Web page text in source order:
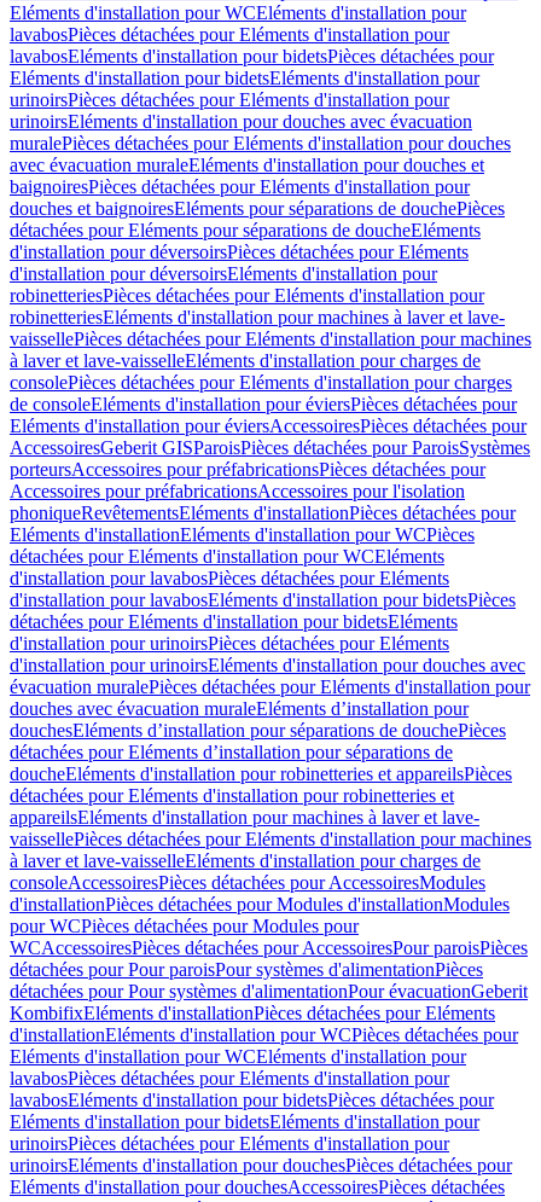
Eléments d'installation pour WCEléments d'installation pour
lavabosPièces détachées pour Eléments d'installation pour
lavabosEléments d'installation pour bidetsPièces détachées pour
Eléments d'installation pour bidetsEléments d'installation pour
urinoirsPièces détachées pour Eléments d'installation pour
urinoirsEléments d'installation pour douches avec évacuation
muralePièces détachées pour Eléments d'installation pour douches
avec évacuation muraleEléments d'installation pour douches et
baignoiresPièces détachées pour Eléments d'installation pour
douches et baignoiresEléments pour séparations de douchePièces
détachées pour Eléments pour séparations de doucheEléments
d'installation pour déversoirsPièces détachées pour Eléments
d'installation pour déversoirsEléments d'installation pour
robinetteriesPièces détachées pour Eléments d'installation pour
robinetteriesEléments d'installation pour machines à laver et lave-
vaissellePièces détachées pour Eléments d'installation pour machines
à laver et lave-vaisselleEléments d'installation pour charges de
consolePièces détachées pour Eléments d'installation pour charges
de consoleEléments d'installation pour éviersPièces détachées pour
Eléments d'installation pour éviersAccessoiresPièces détachées pour
AccessoiresGeberit GISParoisPièces détachées pour ParoisSystèmes
porteursAccessoires pour préfabricationsPièces détachées pour
Accessoires pour préfabricationsAccessoires pour l'isolation
phoniqueRevêtementsEléments d'installationPièces détachées pour
Eléments d'installationEléments d'installation pour WCPièces
détachées pour Eléments d'installation pour WCEléments
d'installation pour lavabosPièces détachées pour Eléments
d'installation pour lavabosEléments d'installation pour bidetsPièces
détachées pour Eléments d'installation pour bidetsEléments
d'installation pour urinoirsPièces détachées pour Eléments
d'installation pour urinoirsEléments d'installation pour douches avec
évacuation muralePièces détachées pour Eléments d'installation pour
douches avec évacuation muraleEléments d’installation pour
douchesEléments d’installation pour séparations de douchePièces
détachées pour Eléments d’installation pour séparations de
doucheEléments d'installation pour robinetteries et appareilsPièces
détachées pour Eléments d'installation pour robinetteries et
appareilsEléments d'installation pour machines à laver et lave-
vaissellePièces détachées pour Eléments d'installation pour machines
à laver et lave-vaisselleEléments d'installation pour charges de
consoleAccessoiresPièces détachées pour AccessoiresModules
d'installationPièces détachées pour Modules d'installationModules
pour WCPièces détachées pour Modules pour
WCAccessoiresPièces détachées pour AccessoiresPour paroisPièces
détachées pour Pour paroisPour systèmes d'alimentationPièces
détachées pour Pour systèmes d'alimentationPour évacuationGeberit
KombifixEléments d'installationPièces détachées pour Eléments
d'installationEléments d'installation pour WCPièces détachées pour
Eléments d'installation pour WCEléments d'installation pour
lavabosPièces détachées pour Eléments d'installation pour
lavabosEléments d'installation pour bidetsPièces détachées pour
Eléments d'installation pour bidetsEléments d'installation pour
urinoirsPièces détachées pour Eléments d'installation pour
urinoirsEléments d'installation pour douchesPièces détachées pour
Eléments d'installation pour douchesAccessoiresPièces détachées